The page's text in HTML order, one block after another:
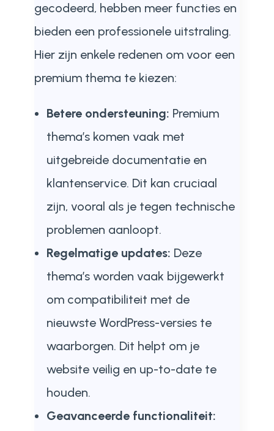
gecodeerd, hebben meer functies en
bieden een professionele uitstraling.
Hier zijn enkele redenen om voor een
premium thema te kiezen:
Betere ondersteuning: Premium
thema’s komen vaak met
uitgebreide documentatie en
klantenservice. Dit kan cruciaal
zijn, vooral als je tegen technische
problemen aanloopt.
Regelmatige updates: Deze
thema’s worden vaak bijgewerkt
om compatibiliteit met de
nieuwste WordPress-versies te
waarborgen. Dit helpt om je
website veilig en up-to-date te
houden.
Geavanceerde functionaliteit: